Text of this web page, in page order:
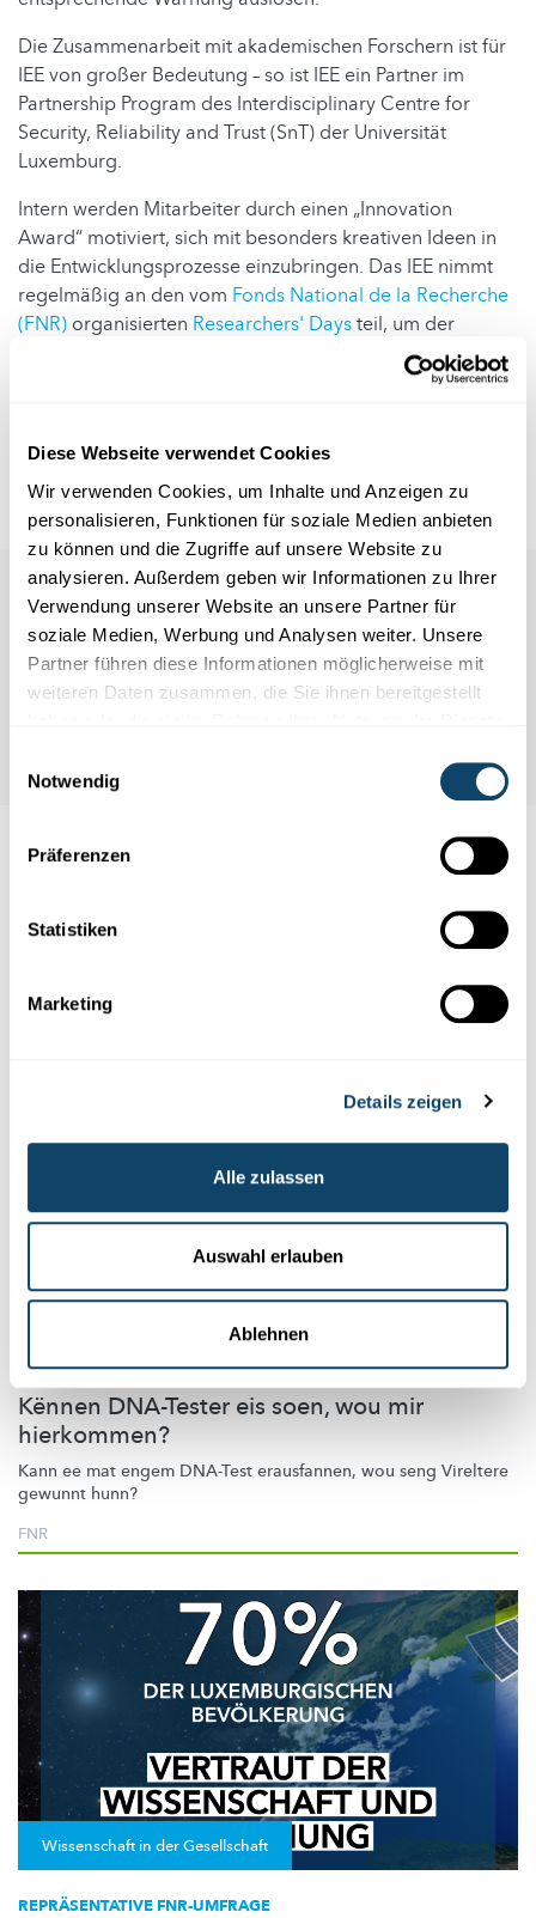
Diese Webseite verwendet Cookies
Wir verwenden Cookies, um Inhalte und Anzeigen zu
personalisieren, Funktionen für soziale Medien anbieten
zu können und die Zugriffe auf unsere Website zu
analysieren. Außerdem geben wir Informationen zu Ihrer
Verwendung unserer Website an unsere Partner für
soziale Medien, Werbung und Analysen weiter. Unsere
Partner führen diese Informationen möglicherweise mit
weiteren Daten zusammen, die Sie ihnen bereitgestellt
Notwendig
Präferenzen
Statistiken
Marketing
Details zeigen
Alle zulassen
Auswahl erlauben
Ablehnen
Die Zusammenarbeit mit akademischen Forschern ist für
IEE von großer Bedeutung – so ist IEE ein Partner im
Partnership Program des Interdisciplinary Centre for
Security, Reliability and Trust (SnT) der Universität
Luxemburg.
Intern werden Mitarbeiter durch einen „Innovation
Award“ motiviert, sich mit besonders kreativen Ideen in
die Entwicklungsprozesse einzubringen. Das IEE nimmt
regelmäßig an den vom Fonds National de la Recherche
(FNR) organisierten Researchers' Daysteil, um der
breiten Öffentlichkeit die Relevanz von Forschung für
Produkte des alltäglichen Lebens näher zu bringen.
Fotos: ©IEE
Video:©IEE
Auch interessant
LUXEMBURG
PHYSIK
GENETIK
Kënnen DNA-Tester eis soen, wou mir
hierkommen?
Kann ee mat engem DNA-Test erausfannen, wou seng Vireltere
gewunnt hunn?
FNR
Wissenschaft in der Gesellschaft
REPRÄSENTATIVE FNR-UMFRAGE